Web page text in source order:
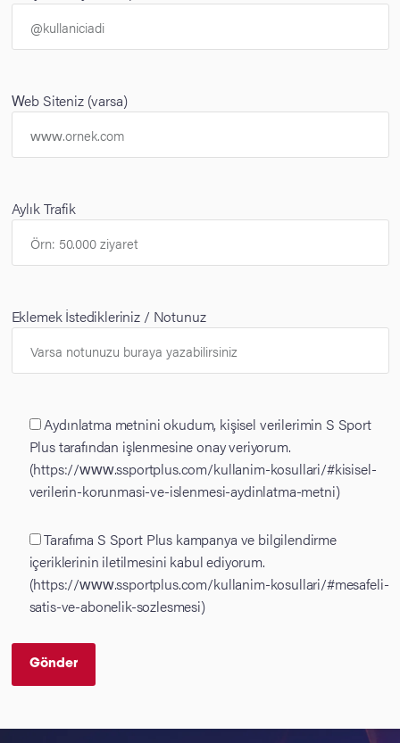
Web Siteniz (varsa)
Aylık Trafik
Eklemek İstedikleriniz / Notunuz
Aydınlatma metnini okudum, kişisel verilerimin S Sport
Plus tarafından işlenmesine onay veriyorum.
(https://www.ssportplus.com/kullanim-kosullari/#kisisel-
verilerin-korunmasi-ve-islenmesi-aydinlatma-metni)
Tarafıma S Sport Plus kampanya ve bilgilendirme
içeriklerinin iletilmesini kabul ediyorum.
(https://www.ssportplus.com/kullanim-kosullari/#mesafeli-
satis-ve-abonelik-sozlesmesi)